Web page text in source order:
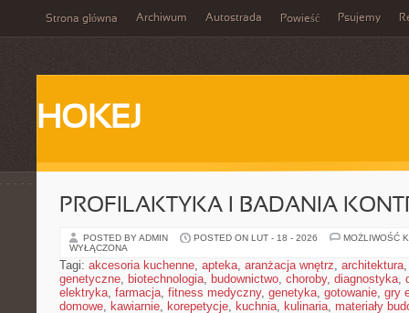
Strona główna Archiwum Autostrada Powieść Psujemy
HOKEJ
PROFILAKTYKA I BADANIA
POSTED BY ADMIN POSTED ON LUT - 18 - 2026
MOŻLIWOŚĆ
WYŁĄCZONA
Tagi: akcesoria kuchenne, apteka, aranżacja wnętrz, architektura
genetyczne, biotechnologia, budownictwo, choroby, diagnostyka,
elektryka, farmacja, fitness medyczny, genetyka, gotowanie, gry
domowe, kawiarnie, korepetycje, kuchnia, kulinaria, materiały